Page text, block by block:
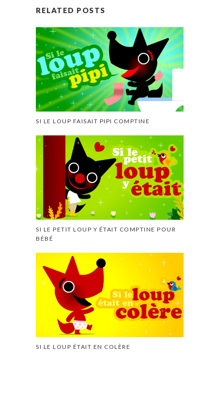
RELATED POSTS
SI LE LOUP FAISAIT PIPI COMPTINE
SI LE PETIT LOUP Y ÉTAIT COMPTINE POUR
BÉBÉ
SI LE LOUP ÉTAIT EN COLÈRE